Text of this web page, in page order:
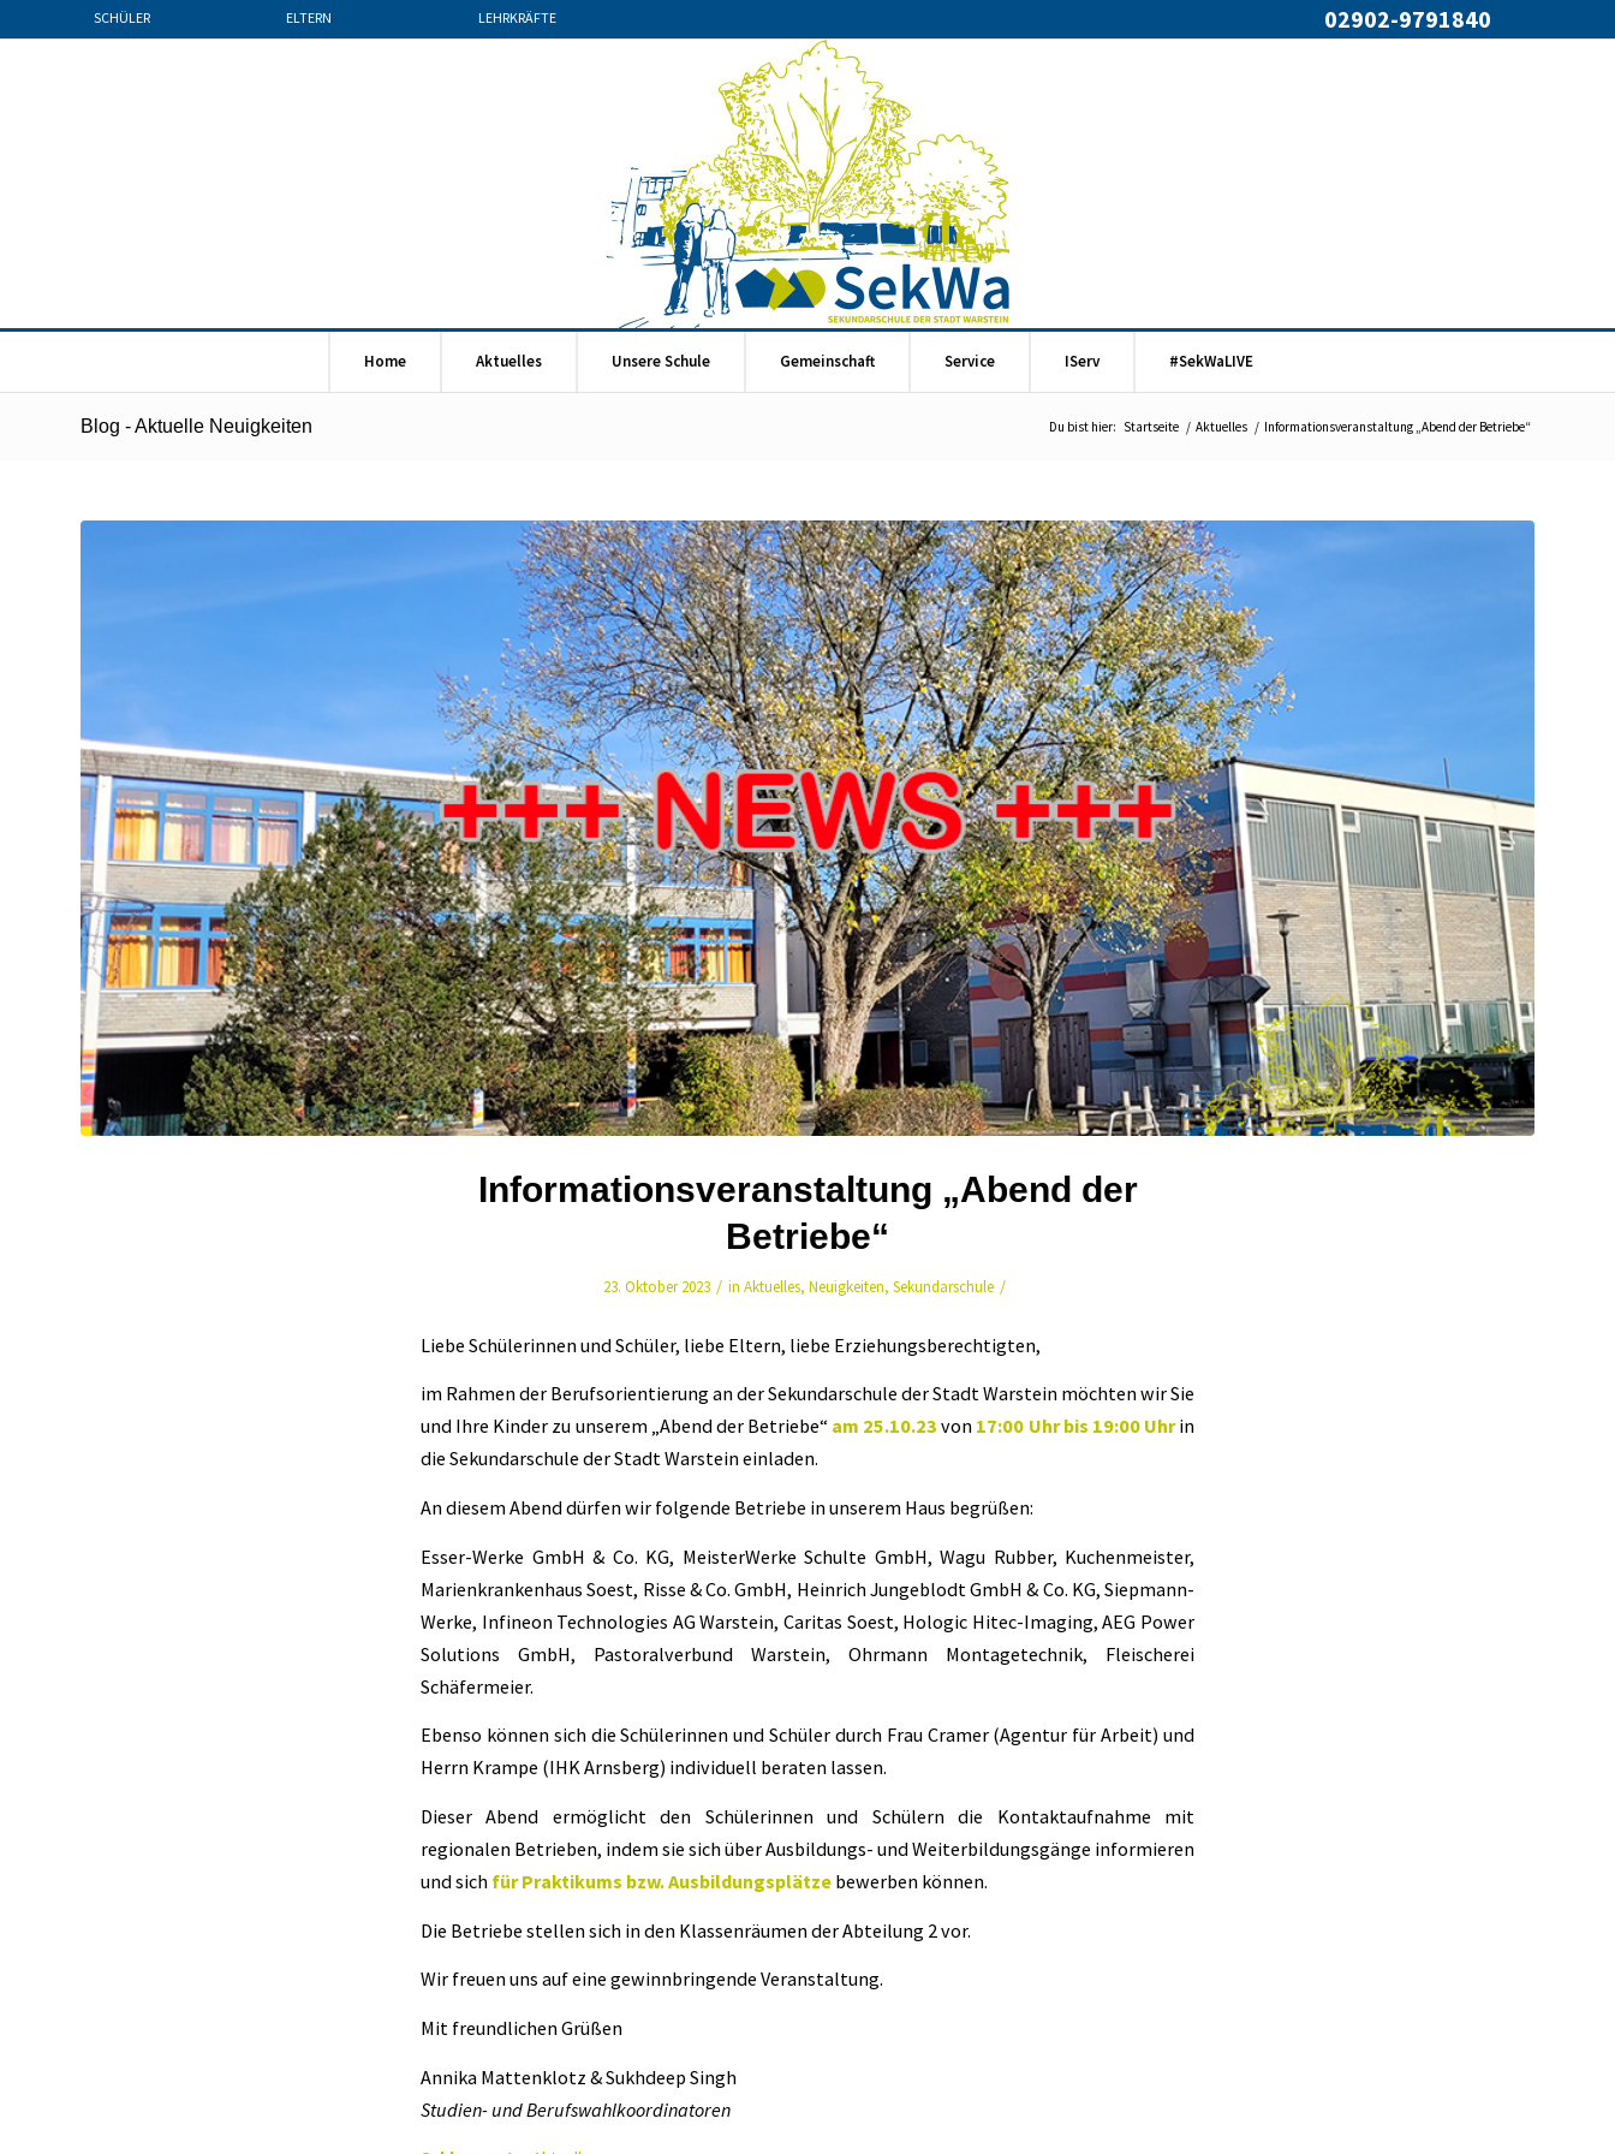
SCHÜLER ELTERN LEHRKRÄFTE 02902-9791840
Home Aktuelles Unsere Schule Gemeinschaft Service IServ #SekWaLIVE
Blog - Aktuelle Neuigkeiten Du bist hier: Startseite / Aktuelles / Informationsveranstaltung „Abend der Betriebe“
Informationsveranstaltung „Abend der
Betriebe“
23. Oktober 2023 / in Aktuelles, Neuigkeiten, Sekundarschule /
Liebe Schülerinnen und Schüler, liebe Eltern, liebe Erziehungsberechtigten,
im Rahmen der Berufsorientierung an der Sekundarschule der Stadt Warstein möchten wir Sie
und Ihre Kinder zu unserem „Abend der Betriebe“ am 25.10.23 von 17:00 Uhr bis 19:00 Uhrin
die Sekundarschule der Stadt Warstein einladen.
An diesem Abend dürfen wir folgende Betriebe in unserem Haus begrüßen:
Esser-Werke GmbH & Co. KG, MeisterWerke Schulte GmbH, Wagu Rubber, Kuchenmeister,
Marienkrankenhaus Soest, Risse & Co. GmbH, Heinrich Jungeblodt GmbH & Co. KG, Siepmann-
Werke, Infineon Technologies AG Warstein, Caritas Soest, Hologic Hitec-Imaging, AEG Power
Solutions GmbH, Pastoralverbund Warstein, Ohrmann Montagetechnik, Fleischerei
Schäfermeier.
Ebenso können sich die Schülerinnen und Schüler durch Frau Cramer (Agentur für Arbeit) und
Herrn Krampe (IHK Arnsberg) individuell beraten lassen.
Dieser Abend ermöglicht den Schülerinnen und Schülern die Kontaktaufnahme mit
regionalen Betrieben, indem sie sich über Ausbildungs- und Weiterbildungsgänge informieren
und sich für Praktikums bzw. Ausbildungsplätze bewerben können.
Die Betriebe stellen sich in den Klassenräumen der Abteilung 2 vor.
Wir freuen uns auf eine gewinnbringende Veranstaltung.
Mit freundlichen Grüßen
Annika Mattenklotz & Sukhdeep Singh
Studien- und Berufswahlkoordinatoren